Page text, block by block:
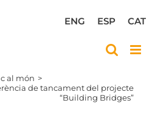
CAT
ESP
ENG
al món
de tancament del projecte
“Building Bridges”